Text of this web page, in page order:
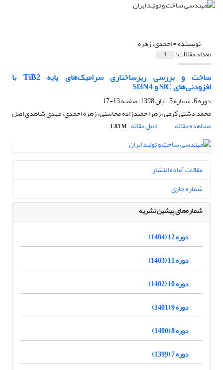
نویسنده =احمدی، زهره
تعداد مقالات: 1
ساخت و بررسی ریزساختاری سرامیک‌های پایه TiB2 با
افزودنی‌های SiC و Si3N4
دوره 6، شماره 5، آبان 1398، صفحه
13-17
محمد دشتی گرمی، زهرا حمیدزاده محاسنی، زهره احمدی، مهدی شاهدی اصل
مشاهده مقاله
اصل مقاله 1.83 M
مقالات آماده انتشار
شماره جاری
شماره‌های پیشین نشریه
دوره 12 (1404)
دوره 11 (1403)
دوره 10 (1402)
دوره 9 (1401)
دوره 8 (1400)
دوره 7 (1399)